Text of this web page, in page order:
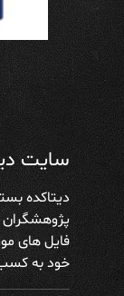
سایت
دیتاکده
پژوهشگران
فایل های
خود به کسب